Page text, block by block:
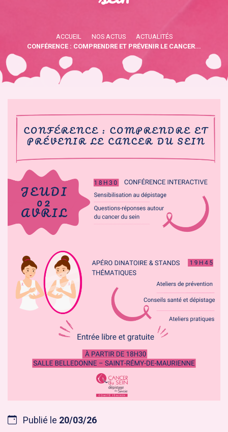
ACCUEIL NOS ACTUS
ACTUALITÉS
CONFÉRENCE : COMPRENDRE ET PRÉVENIR LE CANCER...
Publié le 20/03/26